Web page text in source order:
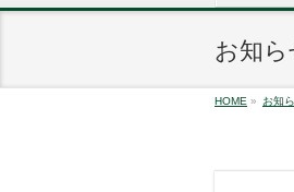
お知ら
HOME » お知